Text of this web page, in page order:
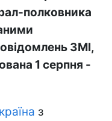
полковника
ЗМІ,
1 серпня -
з